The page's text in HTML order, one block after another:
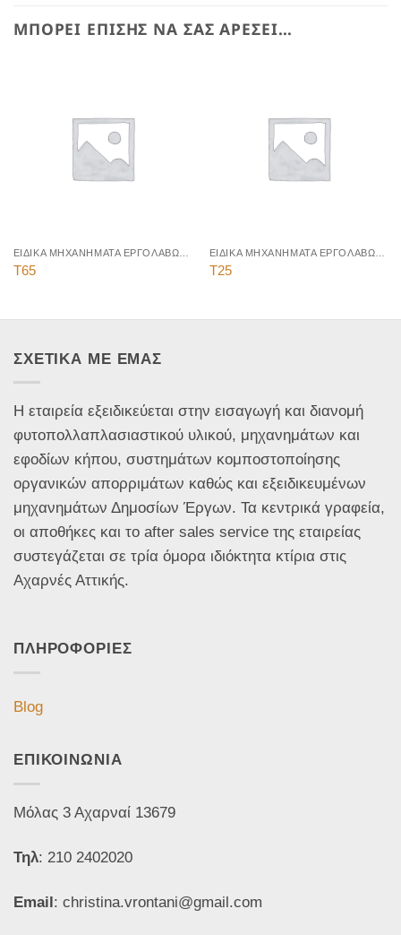
ΜΠΟΡΕΊ ΕΠΊΣΗΣ ΝΑ ΣΑΣ ΑΡΈΣΕΙ…
T65 T25
ΣΧΕΤΙΚΑ ΜΕ ΕΜΑΣ
Η εταιρεία εξειδικεύεται στην εισαγωγή και διανομή
φυτοπολλαπλασιαστικού υλικού, μηχανημάτων και
εφοδίων κήπου, συστημάτων κομποστοποίησης
οργανικών απορριμάτων καθώς και εξειδικευμένων
μηχανημάτων Δημοσίων Έργων. Τα κεντρικά γραφεία,
οι αποθήκες και το after sales service της εταιρείας
συστεγάζεται σε τρία όμορα ιδιόκτητα κτίρια στις
Αχαρνές Αττικής.
ΠΛΗΡΟΦΟΡΙΕΣ
Blog
ΕΠΙΚΟΙΝΩΝΙΑ
Μόλας 3 Αχαρναί 13679
Τηλ: 210 2402020
Email: christina.vrontani@gmail.com